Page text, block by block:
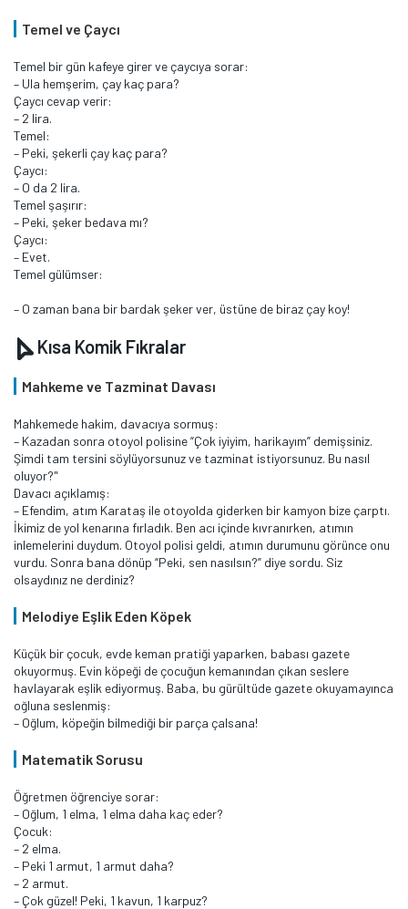
Temel ve Çaycı
Temel bir gün kafeye girer ve çaycıya sorar:
– Ula hemşerim, çay kaç para?
Çaycı cevap verir:
– 2 lira.
Temel:
– Peki, şekerli çay kaç para?
Çaycı:
– O da 2 lira.
Temel şaşırır:
– Peki, şeker bedava mı?
Çaycı:
– Evet.
Temel gülümser:
– O zaman bana bir bardak şeker ver, üstüne de biraz çay koy!
Kısa Komik Fıkralar
Mahkeme ve Tazminat Davası
Mahkemede hakim, davacıya sormuş:
– Kazadan sonra otoyol polisine “Çok iyiyim, harikayım” demişsiniz.
Şimdi tam tersini söylüyorsunuz ve tazminat istiyorsunuz. Bu nasıl
oluyor?"
Davacı açıklamış:
– Efendim, atım Karataş ile otoyolda giderken bir kamyon bize çarptı.
İkimiz de yol kenarına fırladık. Ben acı içinde kıvranırken, atımın
inlemelerini duydum. Otoyol polisi geldi, atımın durumunu görünce onu
vurdu. Sonra bana dönüp “Peki, sen nasılsın?” diye sordu. Siz
olsaydınız ne derdiniz?
Melodiye Eşlik Eden Köpek
Küçük bir çocuk, evde keman pratiği yaparken, babası gazete
okuyormuş. Evin köpeği de çocuğun kemanından çıkan seslere
havlayarak eşlik ediyormuş. Baba, bu gürültüde gazete okuyamayınca
oğluna seslenmiş:
– Oğlum, köpeğin bilmediği bir parça çalsana!
Matematik Sorusu
Öğretmen öğrenciye sorar:
– Oğlum, 1 elma, 1 elma daha kaç eder?
Çocuk:
– 2 elma.
– Peki 1 armut, 1 armut daha?
– 2 armut.
– Çok güzel! Peki, 1 kavun, 1 karpuz?